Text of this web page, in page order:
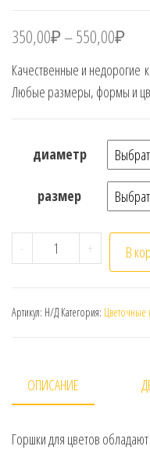
350,00₽–550,00₽
Качественные и недорогие
Любые размеры, формы и
диаметр
размер
- Количество
+ В
Артикул: Н/Д Категория: Цветочные
ОПИСАНИЕ
Горшки для цветов